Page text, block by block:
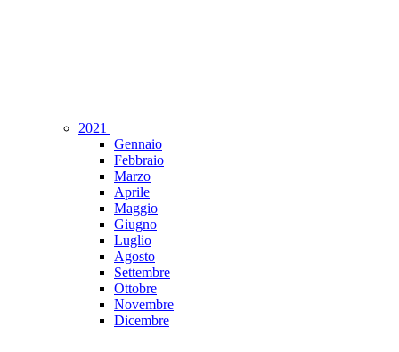
2021
Gennaio
Febbraio
Marzo
Aprile
Maggio
Giugno
Luglio
Agosto
Settembre
Ottobre
Novembre
Dicembre